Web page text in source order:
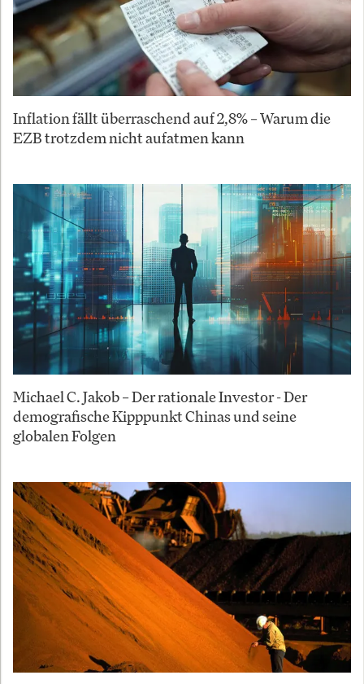
Inflation fällt überraschend auf 2,8% – Warum die
EZB trotzdem nicht aufatmen kann
Michael C. Jakob – Der rationale Investor - Der
demografische Kipppunkt Chinas und seine
globalen Folgen